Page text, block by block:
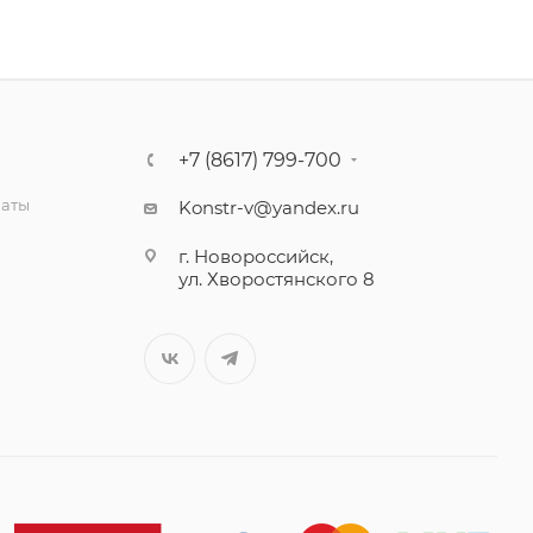
+7 (8617) 799-700
Konstr-v@yandex.ru
г. Новороссийск,
ул. Хворостянского 8